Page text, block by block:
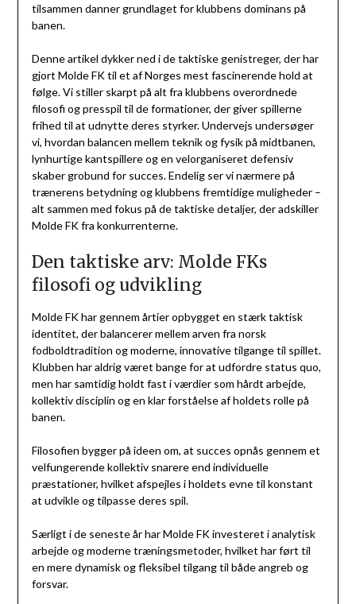
tilsammen danner grundlaget for klubbens dominans på
banen.
Denne artikel dykker ned i de taktiske genistreger, der har
gjort Molde FK til et af Norges mest fascinerende hold at
følge. Vi stiller skarpt på alt fra klubbens overordnede
filosofi og presspil til de formationer, der giver spillerne
frihed til at udnytte deres styrker. Undervejs undersøger
vi, hvordan balancen mellem teknik og fysik på midtbanen,
lynhurtige kantspillere og en velorganiseret defensiv
skaber grobund for succes. Endelig ser vi nærmere på
trænerens betydning og klubbens fremtidige muligheder –
alt sammen med fokus på de taktiske detaljer, der adskiller
Molde FK fra konkurrenterne.
Den taktiske arv: Molde FKs
filosofi og udvikling
Molde FK har gennem årtier opbygget en stærk taktisk
identitet, der balancerer mellem arven fra norsk
fodboldtradition og moderne, innovative tilgange til spillet.
Klubben har aldrig været bange for at udfordre status quo,
men har samtidig holdt fast i værdier som hårdt arbejde,
kollektiv disciplin og en klar forståelse af holdets rolle på
banen.
Filosofien bygger på ideen om, at succes opnås gennem et
velfungerende kollektiv snarere end individuelle
præstationer, hvilket afspejles i holdets evne til konstant
at udvikle og tilpasse deres spil.
Særligt i de seneste år har Molde FK investeret i analytisk
arbejde og moderne træningsmetoder, hvilket har ført til
en mere dynamisk og fleksibel tilgang til både angreb og
forsvar.